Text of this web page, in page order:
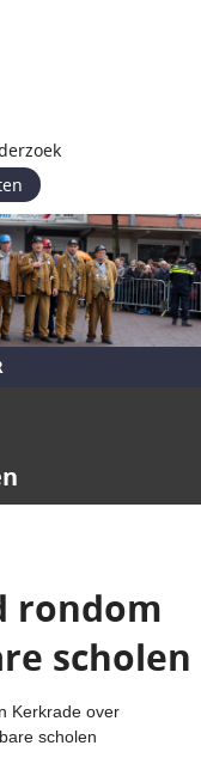
rondom
scholen
Kerkrade over
scholen